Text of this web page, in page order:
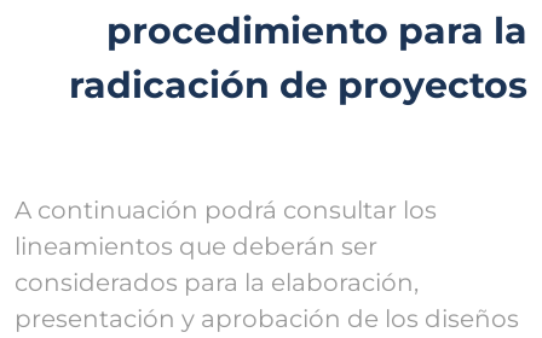
procedimiento para la
radicación de proyectos
A continuación podrá consultar los
lineamientos que deberán ser
considerados para la elaboración,
presentación y aprobación de los diseños